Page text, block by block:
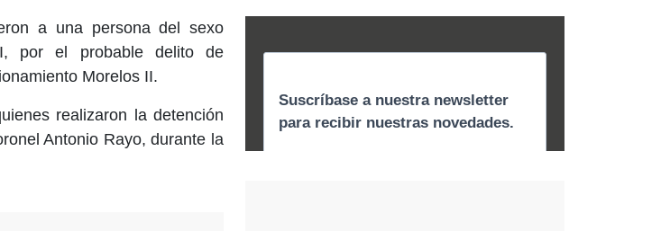
a una persona del sexo
por el probable delito de
Morelos II.
realizaron la detención
Antonio Rayo, durante la